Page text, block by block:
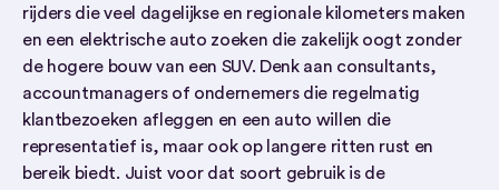
rijders die veel dagelijkse en regionale kilometers maken
en een elektrische auto zoeken die zakelijk oogt zonder
de hogere bouw van een SUV. Denk aan consultants,
accountmanagers of ondernemers die regelmatig
klantbezoeken afleggen en een auto willen die
representatief is, maar ook op langere ritten rust en
bereik biedt. Juist voor dat soort gebruik is de